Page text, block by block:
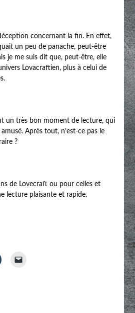
concernant la fin. En effet,
un peu de panache, peut-être
je me suis dit que, peut-être, elle
Lovacraftien, plus à celui de
un très bon moment de lecture, qui
Après tout, n’est-ce pas le
?
de Lovecraft ou pour celles et
lecture plaisante et rapide.